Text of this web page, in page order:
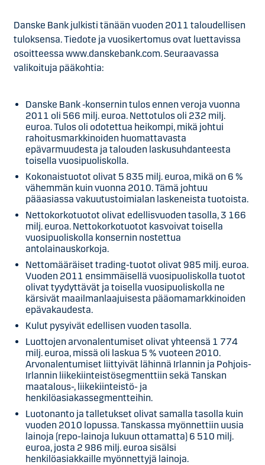
Danske Bank julkisti tänään vuoden 2011 taloudellisen
tuloksensa. Tiedote ja vuosikertomus ovat luettavissa
osoitteessa www.danskebank.com. Seuraavassa
valikoituja pääkohtia:
Danske Bank ‑konsernin tulos ennen veroja vuonna
2011 oli 566 milj. euroa. Nettotulos oli 232 milj.
euroa. Tulos oli odotettua heikompi, mikä johtui
rahoitusmarkkinoiden huomattavasta
epävarmuudesta ja talouden laskusuhdanteesta
toisella vuosipuoliskolla.
Kokonaistuotot olivat 5 835 milj. euroa, mikä on 6 %
vähemmän kuin vuonna 2010. Tämä johtuu
pääasiassa vakuutustoimialan laskeneista tuotoista.
Nettokorkotuotot olivat edellisvuoden tasolla, 3 166
milj. euroa. Nettokorkotuotot kasvoivat toisella
vuosipuoliskolla konsernin nostettua
antolainauskorkoja.
Nettomääräiset trading-tuotot olivat 985 milj. euroa.
Vuoden 2011 ensimmäisellä vuosipuoliskolla tuotot
olivat tyydyttävät ja toisella vuosipuoliskolla ne
kärsivät maailmanlaajuisesta pääomamarkkinoiden
epävakaudesta.
Kulut pysyivät edellisen vuoden tasolla.
Luottojen arvonalentumiset olivat yhteensä 1 774
milj. euroa, missä oli laskua 5 % vuoteen 2010.
Arvonalentumiset liittyivät lähinnä Irlannin ja Pohjois-
Irlannin liikekiinteistösegmenttiin sekä Tanskan
maatalous-, liikekiinteistö- ja
henkilöasiakassegmentteihin.
Luotonanto ja talletukset olivat samalla tasolla kuin
vuoden 2010 lopussa. Tanskassa myönnettiin uusia
lainoja (repo-lainoja lukuun ottamatta) 6 510 milj.
euroa, josta 2 986 milj. euroa sisälsi
henkilöasiakkaille myönnettyjä lainoja.